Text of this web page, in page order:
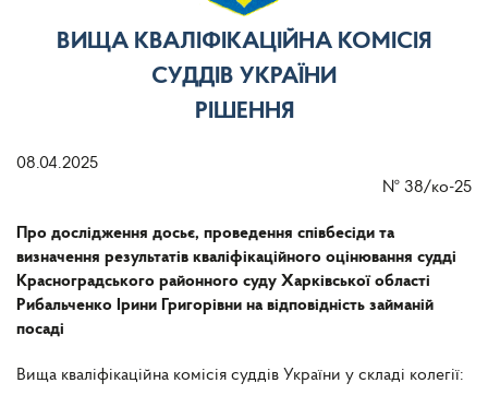
ВИЩА КВАЛІФІКАЦІЙНА КОМІСІЯ
СУДДІВ УКРАЇНИ
РІШЕННЯ
08.04.2025
№ 38/ко-25
Про дослідження досьє, проведення співбесіди та
визначення результатів кваліфікаційного оцінювання судді
Красноградського районного суду Харківської області
Рибальченко Ірини Григорівни на відповідність займаній
посаді
Вища кваліфікаційна комісія суддів України у складі колегії: